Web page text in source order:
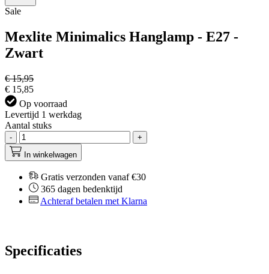
Sale
Mexlite Minimalics Hanglamp - E27 -
Zwart
€ 15,95
€ 15,85
Op voorraad
Levertijd 1 werkdag
Aantal stuks
-
+
In winkelwagen
Gratis verzonden vanaf €30
365 dagen bedenktijd
Achteraf betalen met Klarna
Specificaties